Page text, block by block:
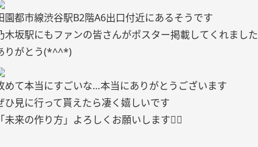
園都市線渋谷駅B2階A6出口付近にあるそうです
木坂駅にもファンの皆さんがポスター掲載してくれました
りがとう(*^^*)
めて本当にすごいな…本当にありがとうございます
ひ見に行って貰えたら凄く嬉しいです
「未来の作り方」よろしくお願いします🙇‍♀️